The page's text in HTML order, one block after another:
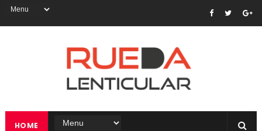
HOME